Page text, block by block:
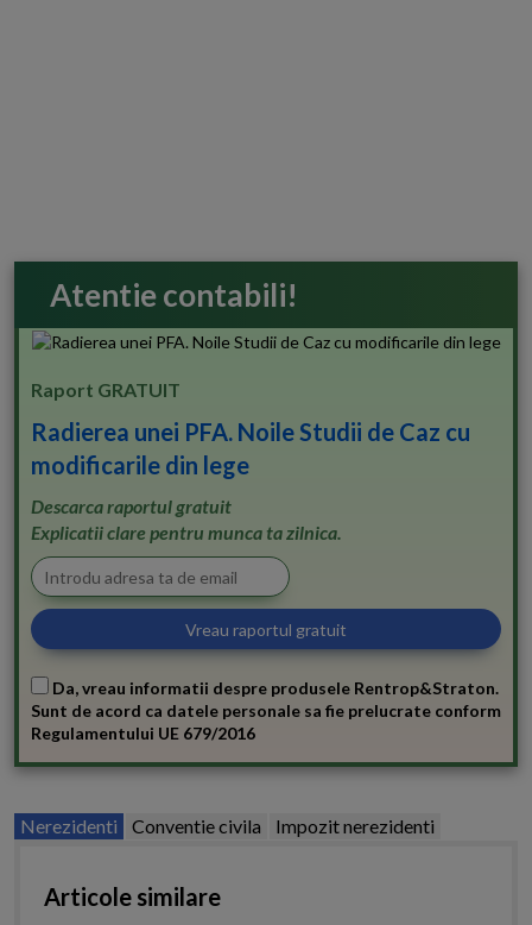
Atentie contabili!
Raport GRATUIT
Radierea unei PFA. Noile Studii de Caz cu
modificarile din lege
Descarca raportul gratuit
Explicatii clare pentru munca ta zilnica.
Da, vreau informatii despre produsele Rentrop&Straton.
Sunt de acord ca datele personale sa fie prelucrate conform
Regulamentului UE 679/2016
Nerezidenti Conventie civila Impozit nerezidenti
Articole similare